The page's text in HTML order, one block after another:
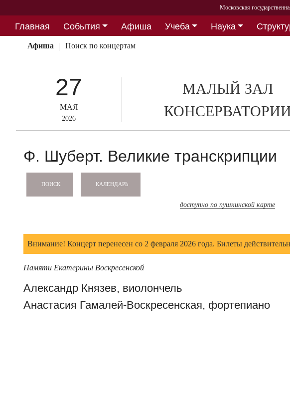
Московская
Главная События Афиша Учеба Наука
Партнерство
Афиша Поиск по концертам
27
МАЯ
2026
МАЛЫЙ ЗАЛ
Ф. Шуберт. Великие транскрипции
ПОИСК КАЛЕНДАРЬ
доступно по пушкинской карте
Внимание! Концерт перенесен со 2 февраля 2026 года. Билеты
Памяти Екатерины Воскресенской
Александр Князев, виолончель
Анастасия Гамалей-Воскресенская, фортепиано